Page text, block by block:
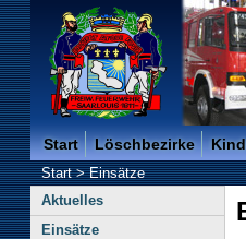
Freiwillige Feuerwehr
Start Löschbezirke
Start>Einsätze
Aktuelles
Einsätze